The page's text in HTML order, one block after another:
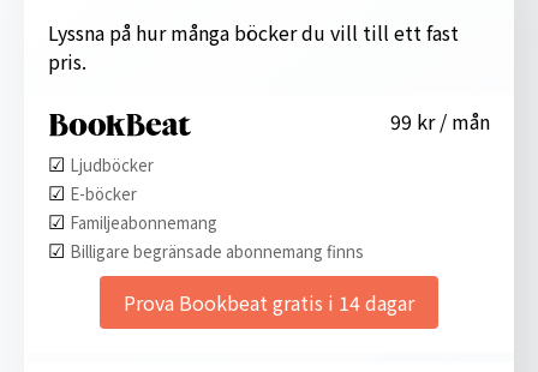
Lyssna på hur många böcker du vill till ett fast
pris.
99 kr / mån
☑︎ Ljudböcker
☑︎ E-böcker
☑︎ Familjeabonnemang
☑︎ Billigare begränsade abonnemang finns
Prova Bookbeat gratis i 14 dagar